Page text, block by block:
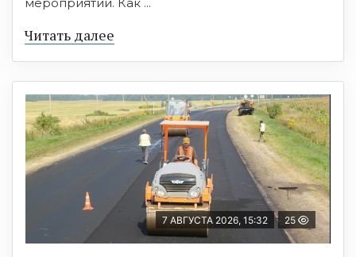
Читать далее
7 АВГУСТА 2026, 15:32 25